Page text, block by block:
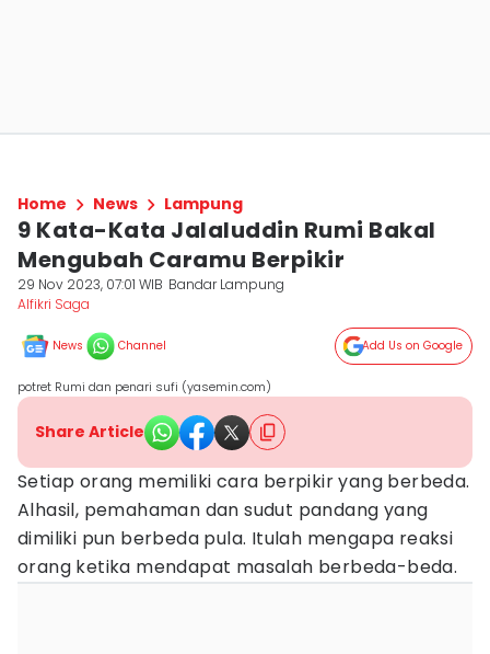
Home News Lampung
9 Kata-Kata Jalaluddin Rumi Bakal
Mengubah Caramu Berpikir
29 Nov 2023, 07:01 WIB Bandar Lampung
Alfikri Saga
News Channel Add Us on Google
potret Rumi dan penari sufi (yasemin.com)
Share Article
Setiap orang memiliki cara berpikir yang berbeda.
Alhasil, pemahaman dan sudut pandang yang
dimiliki pun berbeda pula. Itulah mengapa reaksi
orang ketika mendapat masalah berbeda-beda.